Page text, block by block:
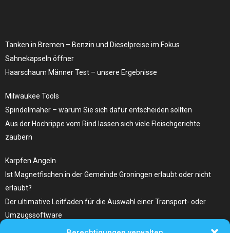
Tanken in Bremen – Benzin und Dieselpreise ​im Fokus
Sahnekapseln öffner
Haarschaum Männer Test – unsere Ergebnisse
Milwaukee Tools
Spindelmäher – warum Sie sich dafür entscheiden sollten
Aus der Hochrippe vom Rind lassen sich viele Fleischgerichte
zaubern
Karpfen Angeln
Ist Magnetfischen in der Gemeinde Groningen erlaubt oder nicht
erlaubt?
Der ultimative Leitfaden für die Auswahl einer Transport- oder
Umzugssoftware